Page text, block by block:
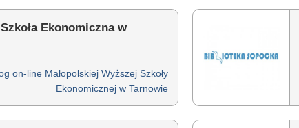
Ekonomiczna w
on-line Małopolskiej Wyższej Szkoły
Ekonomicznej w Tarnowie